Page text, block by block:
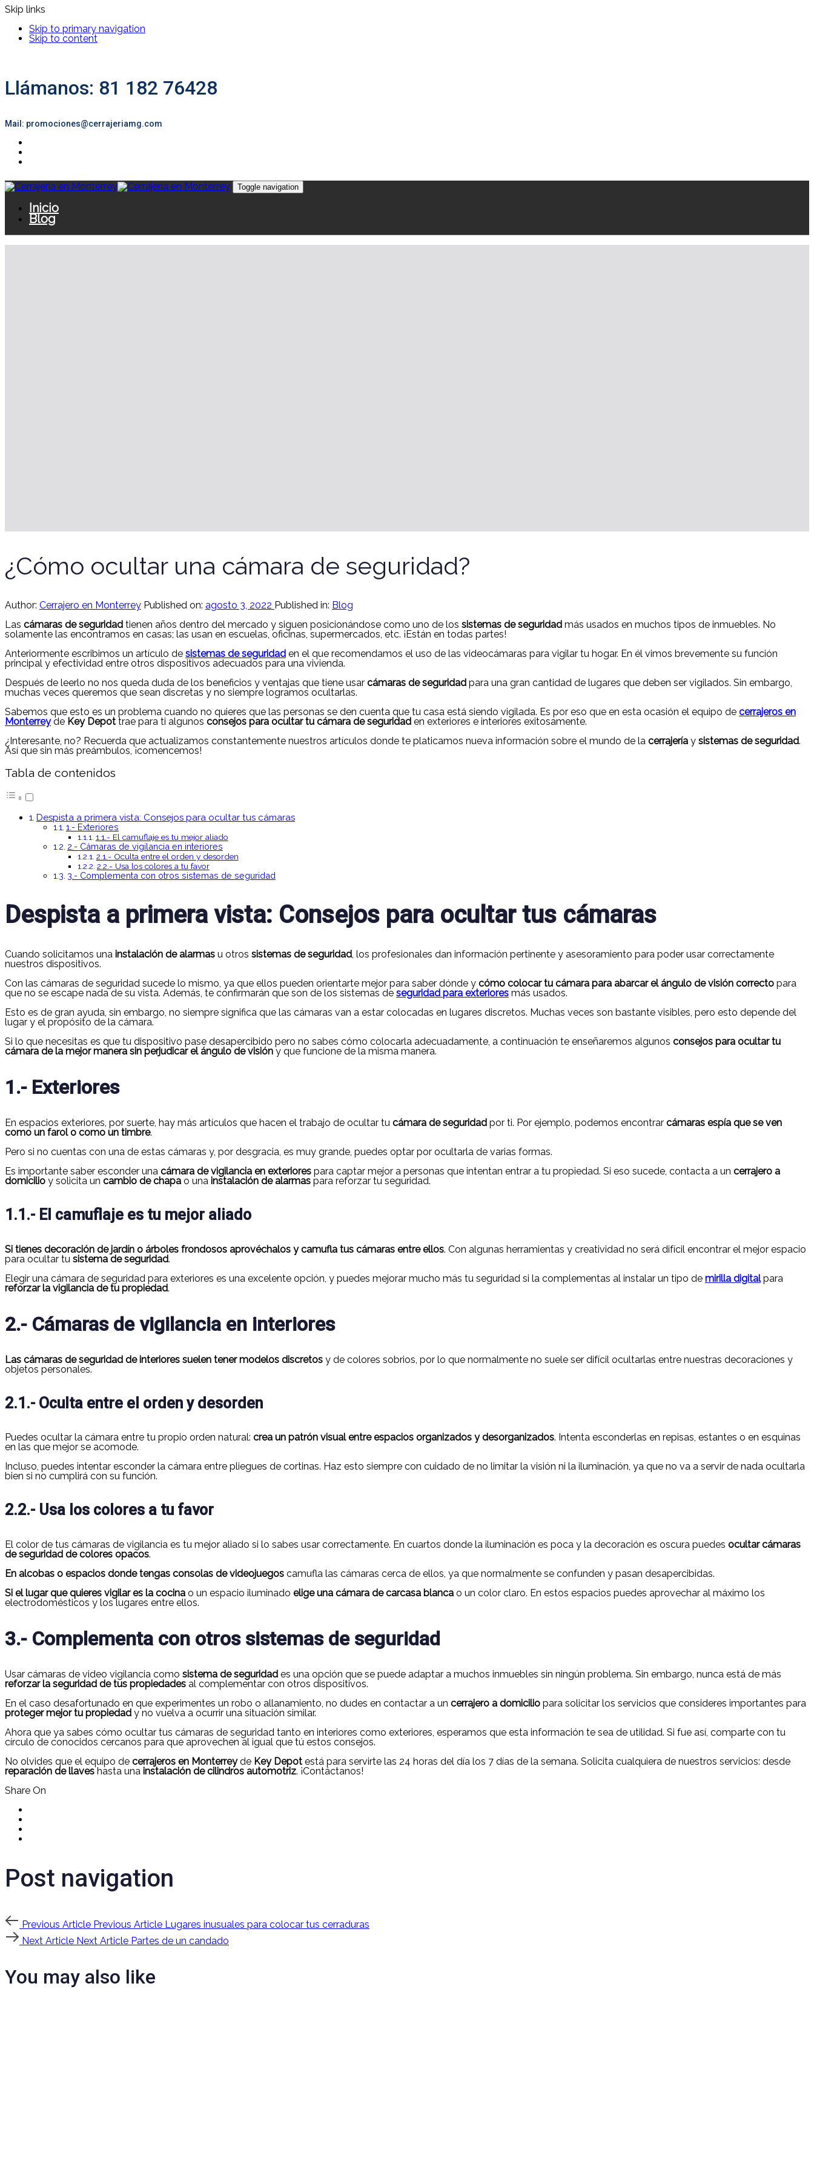
Skip links
Skip to primary navigation
Skip to content
Llámanos: 81 182 76428
Mail: promociones@cerrajeriamg.com
Toggle navigation
Inicio
Blog
¿Cómo ocultar una cámara de seguridad?
Author: Cerrajero en Monterrey Published on: agosto 3, 2022 Published in: Blog
Las cámaras de seguridad tienen años dentro del mercado y siguen posicionándose como uno de los sistemas de seguridad más usados en muchos tipos de inmuebles. No
solamente las encontramos en casas; las usan en escuelas, oficinas, supermercados, etc. ¡Están en todas partes!
Anteriormente escribimos un artículo de sistemas de seguridad en el que recomendamos el uso de las videocámaras para vigilar tu hogar. En él vimos brevemente su función
principal y efectividad entre otros dispositivos adecuados para una vivienda.
Después de leerlo no nos queda duda de los beneficios y ventajas que tiene usar cámaras de seguridad para una gran cantidad de lugares que deben ser vigilados. Sin embargo,
muchas veces queremos que sean discretas y no siempre logramos ocultarlas.
Sabemos que esto es un problema cuando no quieres que las personas se den cuenta que tu casa está siendo vigilada. Es por eso que en esta ocasión el equipo de cerrajeros en
Monterreyde Key Depot trae para ti algunos consejos para ocultar tu cámara de seguridad en exteriores e interiores exitosamente.
¿Interesante, no? Recuerda que actualizamos constantemente nuestros artículos donde te platicamos nueva información sobre el mundo de la cerrajería y sistemas de seguridad.
Así que sin más preámbulos, ¡comencemos!
Tabla de contenidos
Despista a primera vista: Consejos para ocultar tus cámaras
1.- Exteriores
1.1.- El camuflaje es tu mejor aliado
2.- Cámaras de vigilancia en interiores
2.1.- Oculta entre el orden y desorden
2.2.- Usa los colores a tu favor
3.- Complementa con otros sistemas de seguridad
Despista a primera vista: Consejos para ocultar tus cámaras
Cuando solicitamos una instalación de alarmas u otros sistemas de seguridad, los profesionales dan información pertinente y asesoramiento para poder usar correctamente
nuestros dispositivos.
Con las cámaras de seguridad sucede lo mismo, ya que ellos pueden orientarte mejor para saber dónde y cómo colocar tu cámara para abarcar el ángulo de visión correcto para
que no se escape nada de su vista. Además, te confirmarán que son de los sistemas de seguridad para exteriores más usados.
Esto es de gran ayuda, sin embargo, no siempre significa que las cámaras van a estar colocadas en lugares discretos. Muchas veces son bastante visibles, pero esto depende del
lugar y el propósito de la cámara.
Si lo que necesitas es que tu dispositivo pase desapercibido pero no sabes cómo colocarla adecuadamente, a continuación te enseñaremos algunos consejos para ocultar tu
cámara de la mejor manera sin perjudicar el ángulo de visióny que funcione de la misma manera.
1.- Exteriores
En espacios exteriores, por suerte, hay más artículos que hacen el trabajo de ocultar tu cámara de seguridad por ti. Por ejemplo, podemos encontrar cámaras espía que se ven
como un farol o como un timbre.
Pero si no cuentas con una de estas cámaras y, por desgracia, es muy grande, puedes optar por ocultarla de varias formas.
Es importante saber esconder una cámara de vigilancia en exteriores para captar mejor a personas que intentan entrar a tu propiedad. Si eso sucede, contacta a un cerrajero a
domicilio y solicita un cambio de chapa o una instalación de alarmas para reforzar tu seguridad.
1.1.- El camuflaje es tu mejor aliado
Si tienes decoración de jardín o árboles frondosos aprovéchalos y camufla tus cámaras entre ellos. Con algunas herramientas y creatividad no será difícil encontrar el mejor espacio
para ocultar tu sistema de seguridad.
Elegir una cámara de seguridad para exteriores es una excelente opción, y puedes mejorar mucho más tu seguridad si la complementas al instalar un tipo de mirilla digitalpara
reforzar la vigilancia de tu propiedad.
2.- Cámaras de vigilancia en interiores
Las cámaras de seguridad de interiores suelen tener modelos discretos y de colores sobrios, por lo que normalmente no suele ser difícil ocultarlas entre nuestras decoraciones y
objetos personales.
2.1.- Oculta entre el orden y desorden
Puedes ocultar la cámara entre tu propio orden natural: crea un patrón visual entre espacios organizados y desorganizados. Intenta esconderlas en repisas, estantes o en esquinas
en las que mejor se acomode.
Incluso, puedes intentar esconder la cámara entre pliegues de cortinas. Haz esto siempre con cuidado de no limitar la visión ni la iluminación, ya que no va a servir de nada ocultarla
bien si no cumplirá con su función.
2.2.- Usa los colores a tu favor
El color de tus cámaras de vigilancia es tu mejor aliado si lo sabes usar correctamente. En cuartos donde la iluminación es poca y la decoración es oscura puedes ocultar cámaras
de seguridad de colores opacos.
En alcobas o espacios donde tengas consolas de videojuegos camufla las cámaras cerca de ellos, ya que normalmente se confunden y pasan desapercibidas.
Si el lugar que quieres vigilar es la cocina o un espacio iluminado elige una cámara de carcasa blanca o un color claro. En estos espacios puedes aprovechar al máximo los
electrodomésticos y los lugares entre ellos.
3.- Complementa con otros sistemas de seguridad
Usar cámaras de video vigilancia como sistema de seguridad es una opción que se puede adaptar a muchos inmuebles sin ningún problema. Sin embargo, nunca está de más
reforzar la seguridad de tus propiedades al complementar con otros dispositivos.
En el caso desafortunado en que experimentes un robo o allanamiento, no dudes en contactar a un cerrajero a domicilio para solicitar los servicios que consideres importantes para
proteger mejor tu propiedad y no vuelva a ocurrir una situación similar.
Ahora que ya sabes cómo ocultar tus cámaras de seguridad tanto en interiores como exteriores, esperamos que esta información te sea de utilidad. Si fue así, comparte con tu
círculo de conocidos cercanos para que aprovechen al igual que tú estos consejos.
No olvides que el equipo de cerrajeros en Monterreyde Key Depot está para servirte las 24 horas del día los 7 días de la semana. Solicita cualquiera de nuestros servicios: desde
reparación de llaveshasta una instalación de cilindros automotriz. ¡Contáctanos!
Share On
Post navigation
Previous Article Previous Article Lugares inusuales para colocar tus cerraduras
Next Article Next Article Partes de un candado
You may also like